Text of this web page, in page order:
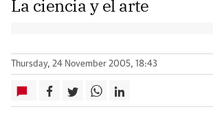
La ciencia y el arte
Thursday, 24 November 2005, 18:43